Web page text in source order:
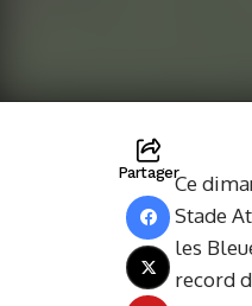
PartagerCe
Stade
les
record